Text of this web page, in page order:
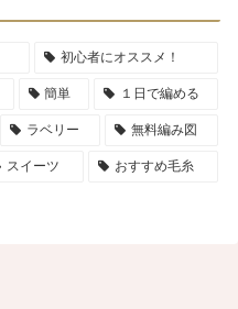
初心者にオススメ！
簡単 １日で編める
ラベリー 無料編み図
スイーツ おすすめ毛糸